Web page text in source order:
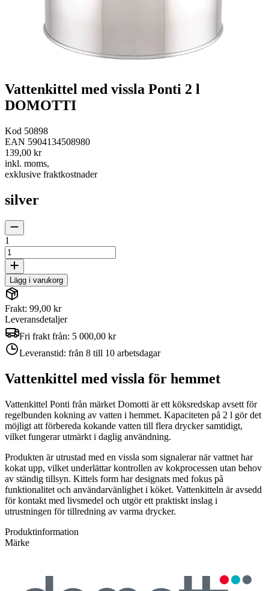
Vattenkittel med vissla Ponti 2 l
DOMOTTI
Kod 50898
EAN 5904134508980
139,00 kr
inkl. moms,
exklusive fraktkostnader
silver
1
Lägg i varukorg
Frakt: 99,00 kr
Leveransdetaljer
Fri frakt från: 5 000,00 kr
Leveranstid: från 8 till 10 arbetsdagar
Vattenkittel med vissla för hemmet
Vattenkittel Ponti från märket Domotti är ett köksredskap avsett för
regelbunden kokning av vatten i hemmet. Kapaciteten på 2 l gör det
möjligt att förbereda kokande vatten till flera drycker samtidigt,
vilket fungerar utmärkt i daglig användning.
Produkten är utrustad med en vissla som signalerar när vattnet har
kokat upp, vilket underlättar kontrollen av kokprocessen utan behov
av ständig tillsyn. Kittels form har designats med fokus på
funktionalitet och användarvänlighet i köket. Vattenkitteln är avsedd
för kontakt med livsmedel och utgör ett praktiskt inslag i
utrustningen för tillredning av varma drycker.
Produktinformation
Märke